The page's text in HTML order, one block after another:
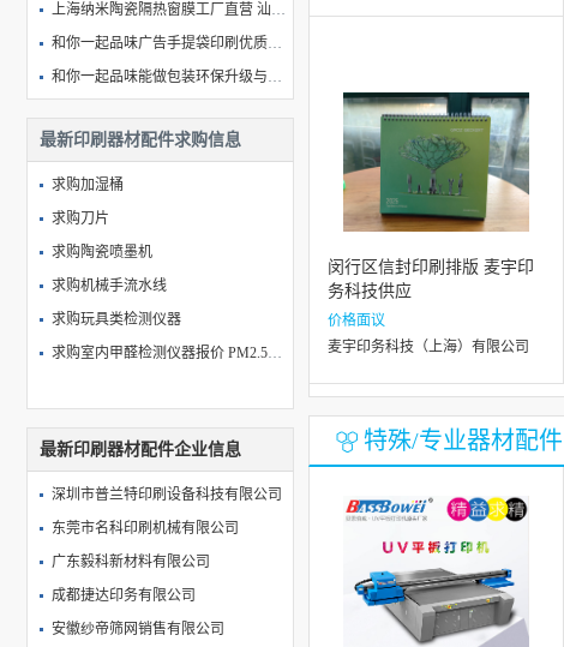
上海纳米陶瓷隔热窗膜工厂直营 汕头万顺新材兆丰林科技供应
和你一起品味广告手提袋印刷优质供应商，选哪家更合适？
和你一起品味能做包装环保升级与创新研发的公司，哪个口碑好
最新印刷器材配件求购信息
求购加湿桶
求购刀片
求购陶瓷喷墨机
求购机械手流水线
求购玩具类检测仪器
求购室内甲醛检测仪器报价 PM2.5检测仪供应商
最新印刷器材配件企业信息
深圳市普兰特印刷设备科技有限公司
东莞市名科印刷机械有限公司
广东毅科新材料有限公司
成都捷达印务有限公司
安徽纱帝筛网销售有限公司
闵行区信封印刷排版 麦宇印
务科技供应
价格面议
麦宇印务科技（上海）有限公司
特殊/专业器材配件